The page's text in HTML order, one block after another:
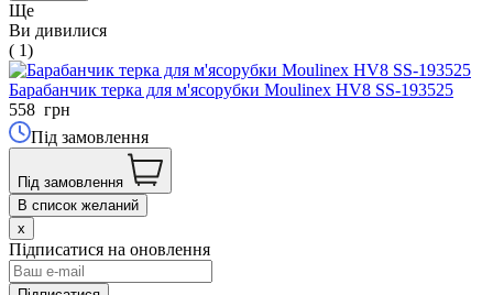
Ще
Ви дивилися
( 1)
Барабанчик терка для м'ясорубки Moulinex HV8 SS-193525
558 грн
Під замовлення
Під замовлення
В список желаний
x
Підписатися на оновлення